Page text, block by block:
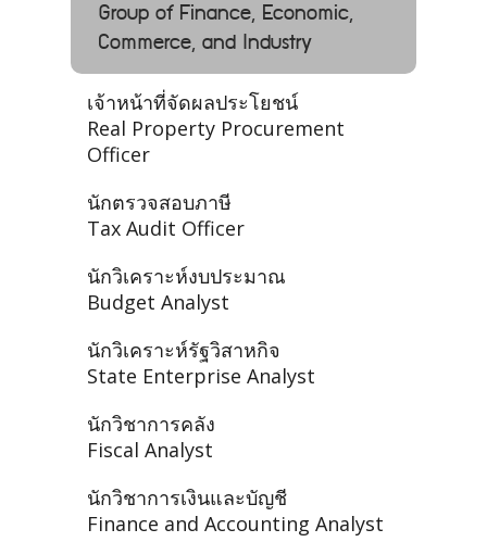
Group of Finance, Economic,
Commerce, and Industry
เจ้าหน้าที่จัดผลประโยชน์
Real Property Procurement
Officer
นักตรวจสอบภาษี
Tax Audit Officer
นักวิเคราะห์งบประมาณ
Budget Analyst
นักวิเคราะห์รัฐวิสาหกิจ
State Enterprise Analyst
นักวิชาการคลัง
Fiscal Analyst
นักวิชาการเงินและบัญชี
Finance and Accounting Analyst